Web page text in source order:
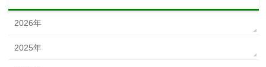
2026年
2025年